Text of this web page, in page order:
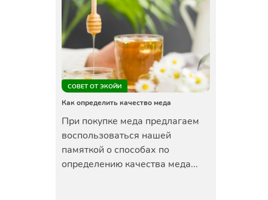
СОВЕТ ОТ ЭКОЙИ
Как определить качество меда
При покупке меда предлагаем
воспользоваться нашей
памяткой о способах по
определению качества меда...